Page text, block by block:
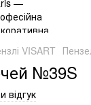
VISART
№39S
відгук